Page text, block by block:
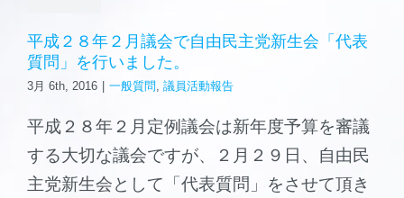
施設案内
平成２８年２月議会で自由民主党新生会「代表
質問」を行いました。
3月 6th, 2016 一般質問, 議員活動報告
平成２８年２月定例議会は新年度予算を審議
する大切な議会ですが、２月２９日、自由民
主党新生会として「代表質問」をさせて頂き